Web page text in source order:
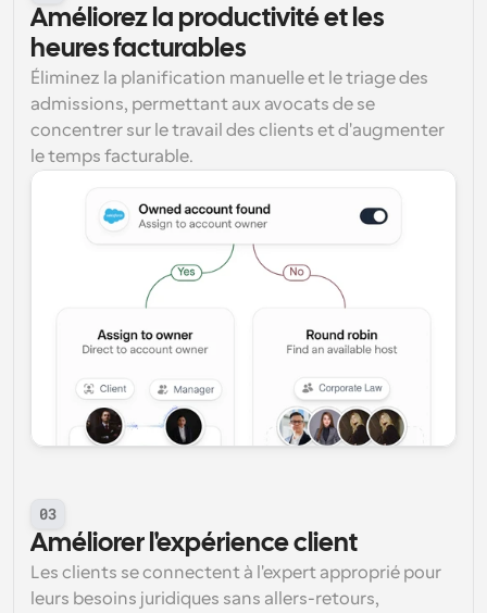
Améliorez la productivité et les
heures facturables
Éliminez la planification manuelle et le triage des
admissions, permettant aux avocats de se
concentrer sur le travail des clients et d'augmenter
le temps facturable.
03
Améliorer l'expérience client
Les clients se connectent à l'expert approprié pour
leurs besoins juridiques sans allers-retours,